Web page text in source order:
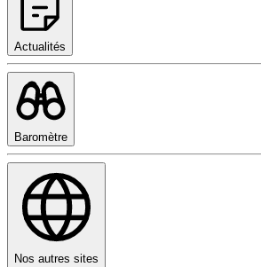
Actualités
Baromètre
Nos autres sites